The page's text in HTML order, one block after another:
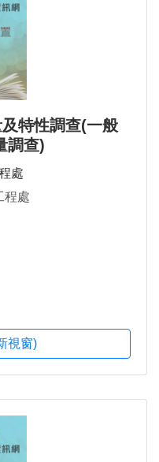
特性調查(一般
調查)
處
程處
視窗)